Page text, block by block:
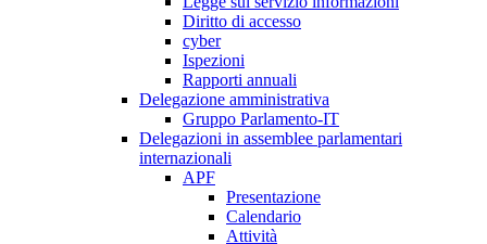
Diritto di accesso
cyber
Ispezioni
Rapporti annuali
Delegazione amministrativa
Gruppo Parlamento-IT
Delegazioni in assemblee parlamentari
internazionali
APF
Presentazione
Calendario
Attività